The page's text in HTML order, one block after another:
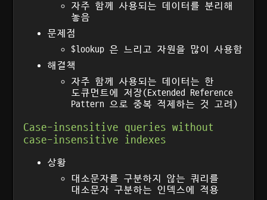
자주 함께 사용되는 데이터를 분리해
놓음
문제점
$lookup 은 느리고 자원을 많이 사용함
해결책
자주 함께 사용되는 데이터는 한
도큐먼트에 저장(Extended Reference
Pattern 으로 중복 적제하는 것 고려)
Case-insensitive queries without
case-insensitive indexes
상황
대소문자를 구분하지 않는 쿼리를
대소문자 구분하는 인덱스에 적용